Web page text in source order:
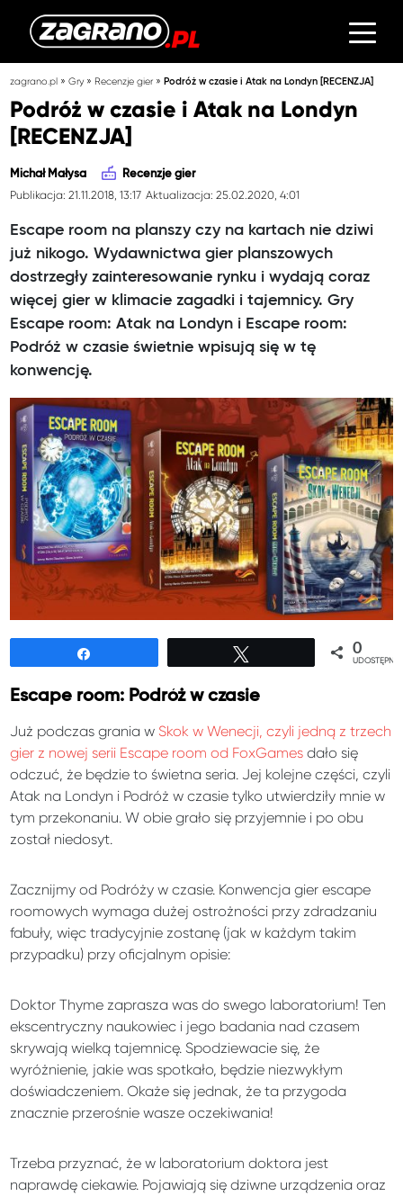
zagrano.pl »Gry» Recenzje gier »Podróż w czasie i Atak na Londyn [RECENZJA]
Podróż w czasie i Atak na Londyn
[RECENZJA]
Michał Małysa Recenzje gier
Publikacja: 21.11.2018, 13:17 Aktualizacja: 25.02.2020, 4:01
Escape room na planszy czy na kartach nie dziwi
już nikogo. Wydawnictwa gier planszowych
dostrzegły zainteresowanie rynku i wydają coraz
więcej gier w klimacie zagadki i tajemnicy. Gry
Escape room: Atak na Londyn i Escape room:
Podróż w czasie świetnie wpisują się w tę
konwencję.
0
Escape room: Podróż w czasie
Już podczas grania w Skok w Wenecji, czyli jedną z trzech
gier z nowej serii Escape room od FoxGames dało się
odczuć, że będzie to świetna seria. Jej kolejne części, czyli
Atak na Londyn i Podróż w czasie tylko utwierdziły mnie w
tym przekonaniu. W obie grało się przyjemnie i po obu
został niedosyt.
Zacznijmy od Podróży w czasie. Konwencja gier escape
roomowych wymaga dużej ostrożności przy zdradzaniu
fabuły, więc tradycyjnie zostanę (jak w każdym takim
przypadku) przy oficjalnym opisie:
Doktor Thyme zaprasza was do swego laboratorium! Ten
ekscentryczny naukowiec i jego badania nad czasem
skrywają wielką tajemnicę. Spodziewacie się, że
wyróżnienie, jakie was spotkało, będzie niezwykłym
doświadczeniem. Okaże się jednak, że ta przygoda
znacznie przerośnie wasze oczekiwania!
Trzeba przyznać, że w laboratorium doktora jest
naprawdę ciekawie. Pojawiają się dziwne urządzenia oraz